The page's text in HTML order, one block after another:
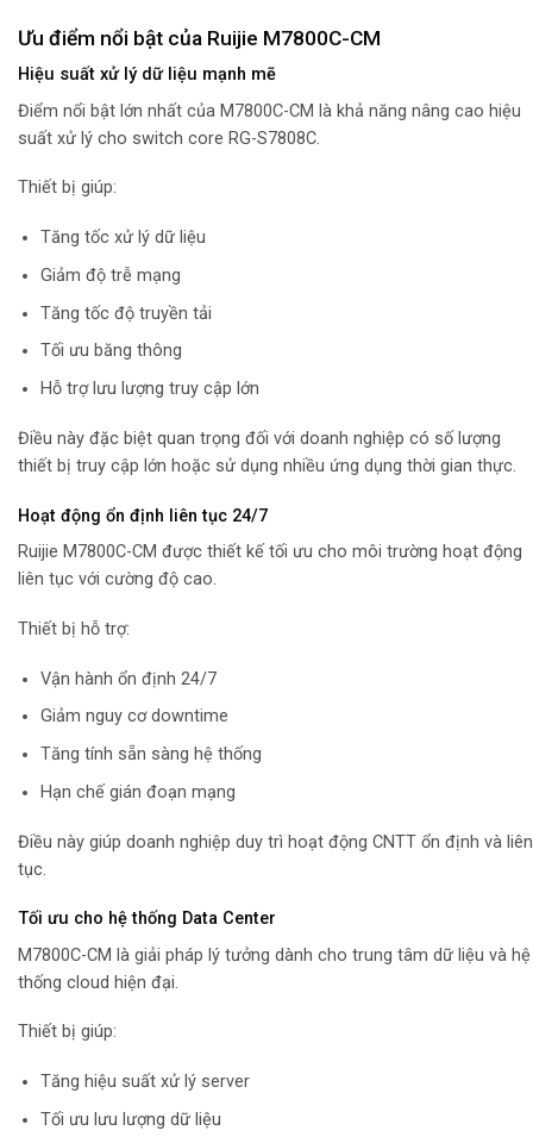
Ưu điểm nổi bật của Ruijie M7800C-CM
Hiệu suất xử lý dữ liệu mạnh mẽ
Điểm nổi bật lớn nhất của M7800C-CM là khả năng nâng cao hiệu
suất xử lý cho switch core RG-S7808C.
Thiết bị giúp:
Tăng tốc xử lý dữ liệu
Giảm độ trễ mạng
Tăng tốc độ truyền tải
Tối ưu băng thông
Hỗ trợ lưu lượng truy cập lớn
Điều này đặc biệt quan trọng đối với doanh nghiệp có số lượng
thiết bị truy cập lớn hoặc sử dụng nhiều ứng dụng thời gian thực.
Hoạt động ổn định liên tục 24/7
Ruijie M7800C-CM được thiết kế tối ưu cho môi trường hoạt động
liên tục với cường độ cao.
Thiết bị hỗ trợ:
Vận hành ổn định 24/7
Giảm nguy cơ downtime
Tăng tính sẵn sàng hệ thống
Hạn chế gián đoạn mạng
Điều này giúp doanh nghiệp duy trì hoạt động CNTT ổn định và liên
tục.
Tối ưu cho hệ thống Data Center
M7800C-CM là giải pháp lý tưởng dành cho trung tâm dữ liệu và hệ
thống cloud hiện đại.
Thiết bị giúp:
Tăng hiệu suất xử lý server
Tối ưu lưu lượng dữ liệu